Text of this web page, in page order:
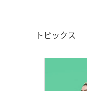
トピックス